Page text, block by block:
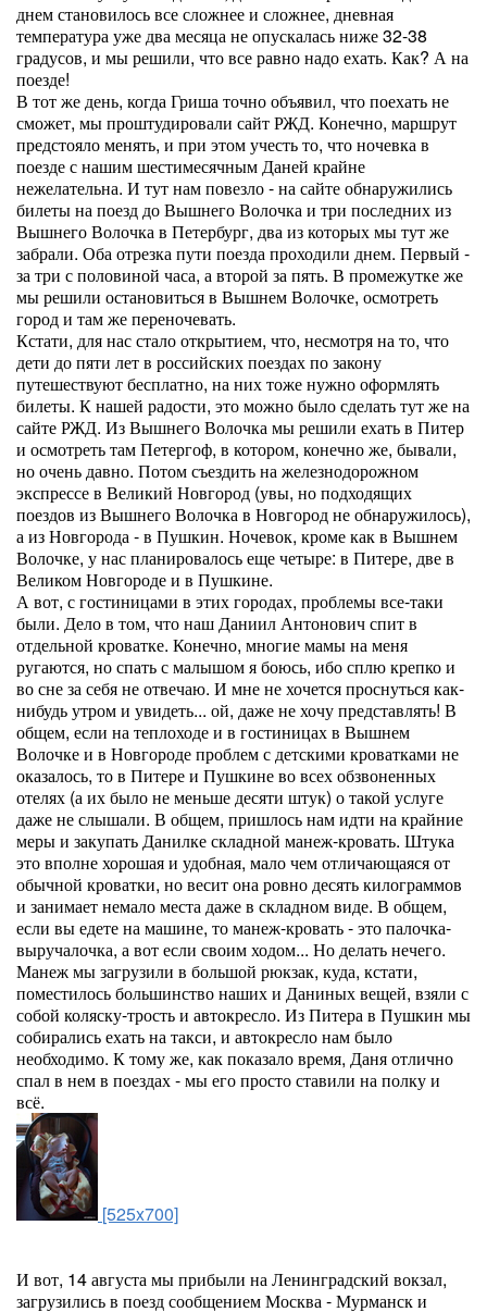
днем становилось все сложнее и сложнее, дневная
температура уже два месяца не опускалась ниже 32-38
градусов, и мы решили, что все равно надо ехать. Как? А на
поезде!
В тот же день, когда Гриша точно объявил, что поехать не
сможет, мы проштудировали сайт РЖД. Конечно, маршрут
предстояло менять, и при этом учесть то, что ночевка в
поезде с нашим шестимесячным Даней крайне
нежелательна. И тут нам повезло - на сайте обнаружились
билеты на поезд до Вышнего Волочка и три последних из
Вышнего Волочка в Петербург, два из которых мы тут же
забрали. Оба отрезка пути поезда проходили днем. Первый -
за три с половиной часа, а второй за пять. В промежутке же
мы решили остановиться в Вышнем Волочке, осмотреть
город и там же переночевать.
Кстати, для нас стало открытием, что, несмотря на то, что
дети до пяти лет в российских поездах по закону
путешествуют бесплатно, на них тоже нужно оформлять
билеты. К нашей радости, это можно было сделать тут же на
сайте РЖД. Из Вышнего Волочка мы решили ехать в Питер
и осмотреть там Петергоф, в котором, конечно же, бывали,
но очень давно. Потом съездить на железнодорожном
экспрессе в Великий Новгород (увы, но подходящих
поездов из Вышнего Волочка в Новгород не обнаружилось),
а из Новгорода - в Пушкин. Ночевок, кроме как в Вышнем
Волочке, у нас планировалось еще четыре: в Питере, две в
Великом Новгороде и в Пушкине.
А вот, с гостиницами в этих городах, проблемы все-таки
были. Дело в том, что наш Даниил Антонович спит в
отдельной кроватке. Конечно, многие мамы на меня
ругаются, но спать с малышом я боюсь, ибо сплю крепко и
во сне за себя не отвечаю. И мне не хочется проснуться как-
нибудь утром и увидеть... ой, даже не хочу представлять! В
общем, если на теплоходе и в гостиницах в Вышнем
Волочке и в Новгороде проблем с детскими кроватками не
оказалось, то в Питере и Пушкине во всех обзвоненных
отелях (а их было не меньше десяти штук) о такой услуге
даже не слышали. В общем, пришлось нам идти на крайние
меры и закупать Данилке складной манеж-кровать. Штука
это вполне хорошая и удобная, мало чем отличающаяся от
обычной кроватки, но весит она ровно десять килограммов
и занимает немало места даже в складном виде. В общем,
если вы едете на машине, то манеж-кровать - это палочка-
выручалочка, а вот если своим ходом... Но делать нечего.
Манеж мы загрузили в большой рюкзак, куда, кстати,
поместилось большинство наших и Даниных вещей, взяли с
собой коляску-трость и автокресло. Из Питера в Пушкин мы
собирались ехать на такси, и автокресло нам было
необходимо. К тому же, как показало время, Даня отлично
спал в нем в поездах - мы его просто ставили на полку и
всё.
[525x700]
И вот, 14 августа мы прибыли на Ленинградский вокзал,
загрузились в поезд сообщением Москва - Мурманск и